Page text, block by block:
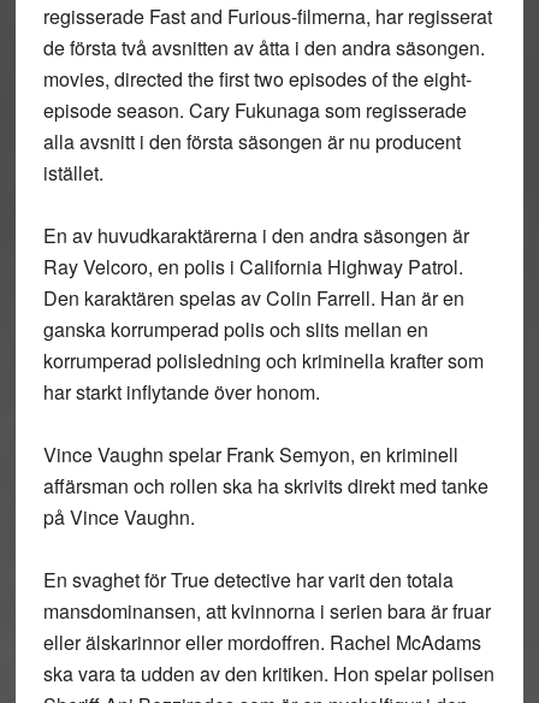
regisserade Fast and Furious-filmerna, har regisserat
de första två avsnitten av åtta i den andra säsongen.
movies, directed the first two episodes of the eight-
episode season. Cary Fukunaga som regisserade
alla avsnitt i den första säsongen är nu producent
istället.
En av huvudkaraktärerna i den andra säsongen är
Ray Velcoro, en polis i California Highway Patrol.
Den karaktären spelas av Colin Farrell. Han är en
ganska korrumperad polis och slits mellan en
korrumperad polisledning och kriminella krafter som
har starkt inflytande över honom.
Vince Vaughn spelar Frank Semyon, en kriminell
affärsman och rollen ska ha skrivits direkt med tanke
på Vince Vaughn.
En svaghet för True detective har varit den totala
mansdominansen, att kvinnorna i serien bara är fruar
eller älskarinnor eller mordoffren. Rachel McAdams
ska vara ta udden av den kritiken. Hon spelar polisen